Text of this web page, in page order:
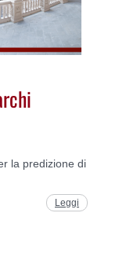
la predizione di
Leggi